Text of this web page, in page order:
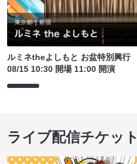
ルミネtheよしもと お盆特別興行
08/15 10:30 開場 11:00 開演
ライブ配信チケット